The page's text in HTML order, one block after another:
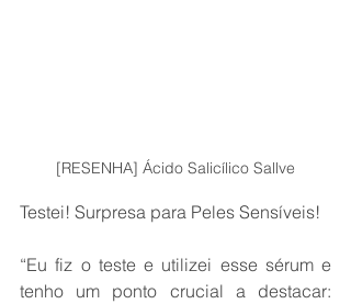
[RESENHA] Ácido Salicílico Sallve
Testei! Surpresa para Peles Sensíveis!
“Eu fiz o teste e utilizei esse sérum e
tenho um ponto crucial a destacar: